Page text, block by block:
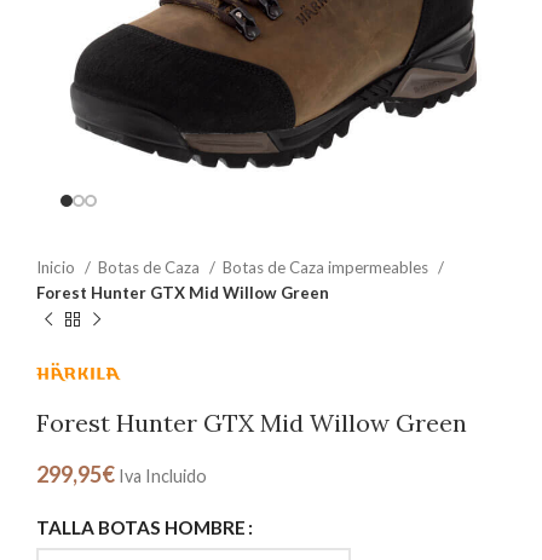
Inicio Botas de Caza
Botas de Caza impermeables
Forest Hunter GTX Mid Willow Green
Forest Hunter GTX Mid Willow Green
299,95€ Iva Incluido
TALLA BOTAS HOMBRE